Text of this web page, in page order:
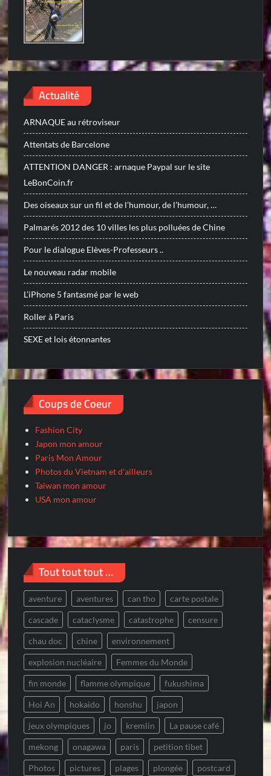
Actualité
ARNAQUE au rétroviseur
Attentats de Barcelone
ATTENTION DANGER : arnaque Paypal sur le site
LeBonCoin.fr
Des oiseaux sur un fil et de l’humour, de l’humour, …
Palmarés 2012 des 10 villes les plus polluées de Chine
Pour le dialogue Elèves-Professeurs ..
Le nouveau radar mobile
L’iPhone 5 fantasmé par le web
Roller à Paris
SEXE et lois étonnantes
Coups de Coeur
Fashion City
Japon mon amour
Paris Mon Amour
Photos du Vietnam et d'ailleurs
Taiwan mon amour
USA mon amour
Tout tout tout …
aventure aventures can tho carte postale
cascade cataclysme catastrophe censure
chau doc chine environnement
explosion nucléaire Femmes du Monde
fin monde flamme olympique fukushima
Hoi An hokaido honshu japon
jeux olympiques jo kremlin La pause café
mekong onagawa paris petition tibet
Photos pictures plages plongée postcard